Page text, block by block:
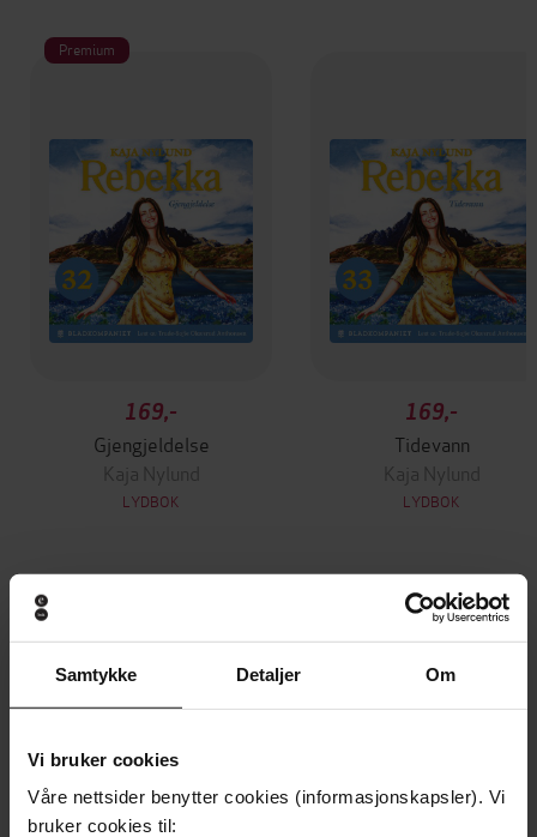
Samtykke Detaljer Om
Vi bruker cookies
Våre nettsider benytter cookies (informasjonskapsler). Vi
bruker cookies til:
Premium
169,-
Gjengjeldelse
Kaja Nylund
LYDBOK
169,-
Tidevann
Kaja Nylund
LYDBOK
Andre har også kjøpt